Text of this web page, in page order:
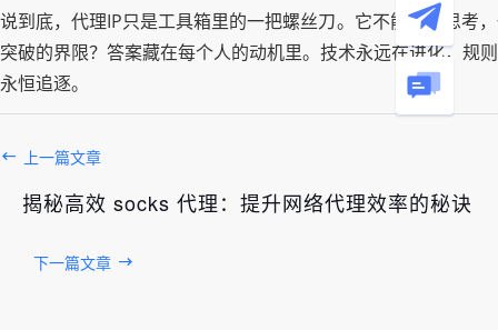
说到底，代理IP只是工具箱里的一把螺丝刀。它不能替你思考
突破的界限？答案藏在每个人的动机里。技术永远在进化，规
永恒追逐。
上一篇文章
揭秘高效 socks 代理：提升网络代理效率的秘诀
下一篇文章